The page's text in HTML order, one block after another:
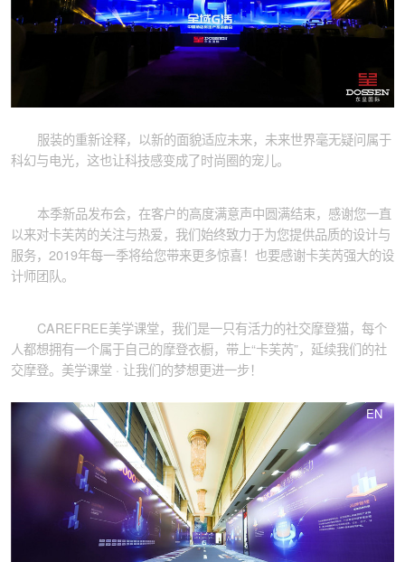
EN
服装的重新诠释，以新的面貌适应未来，未来世界毫无疑问属于
科幻与电光，这也让科技感变成了时尚圈的宠儿。
本季新品发布会，在客户的高度满意声中圆满结束，感谢您一直
以来对卡芙芮的关注与热爱，我们始终致力于为您提供品质的设计与
服务，2019年每一季将给您带来更多惊喜！也要感谢卡芙芮强大的设
计师团队。
CAREFREE美学课堂，我们是一只有活力的社交摩登猫，每个
人都想拥有一个属于自己的摩登衣橱，带上“卡芙芮”，延续我们的社
交摩登。美学课堂 · 让我们的梦想更进一步！